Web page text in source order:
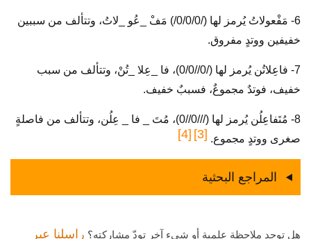
6- مَفْعولاتُ يُرمز لها (/0/0/0/) مَفْ _عُو _لاتُ، وتتألف من سببين
خفيفين ووتدٍ مفروق.
7- فاعِلاتُن يُرمز لها (/0//0/0)، فا _عِلا _تُنْ، وتتألف من سبب
خفيف، فوتدٌ مجموعٌ، فسببٌ خفيف.
8- مُتَفاعِلُن يُرمز لها (///0//0)، مُتَ _ فا _ عِلُن، وتتألف من فاصلةٍ
صغرى ووتدٍ مجموع. [3]
[4]
المراجع البحثية
هل توجد ملاحظة علمية أو شيء آخر تودّ مشاركته؟ راسلنا عبر